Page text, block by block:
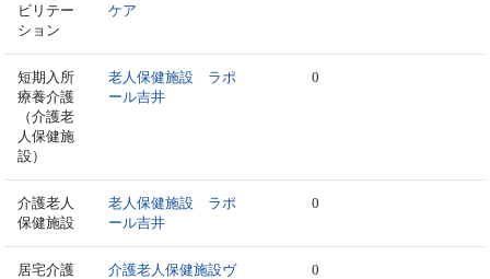
ビリテー
ション
ケア
短期入所
療養介護
（介護老
人保健施
設）
老人保健施設 ラポ
ール吉井
0
介護老人
保健施設
老人保健施設 ラポ
ール吉井
0
居宅介護
介護老人保健施設ヴ
0